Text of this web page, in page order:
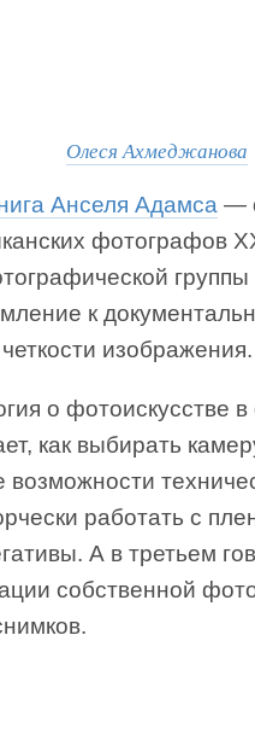
Олеся Ахмеджанова
Анселя Адамса —
фотографов
к
изображения.
о фотоискусстве
как выбирать
возможности
работать с
А в третьем
собственной